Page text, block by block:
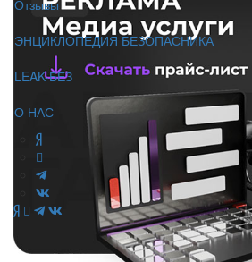
Отзывы
ЭНЦИКЛОПЕДИЯ БЕЗОПАСНИКА
LEAK-БЕЗ
О НАС